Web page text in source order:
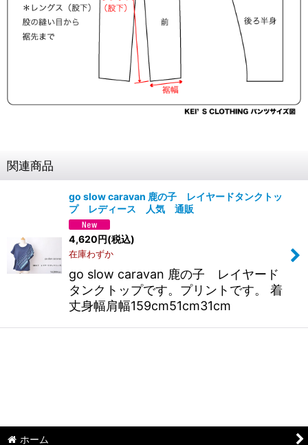
関連商品
go slow caravan 鹿の子 レイヤードタンクトッ
プ レディース 人気 通販
4,620円(税込)
在庫わずか
go slow caravan 鹿の子 レイヤード
タンクトップです。プリントです。 着
丈身幅肩幅159cm51cm31cm
ホーム